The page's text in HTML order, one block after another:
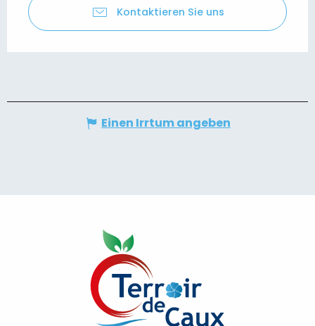
Kontaktieren Sie uns
Einen Irrtum angeben